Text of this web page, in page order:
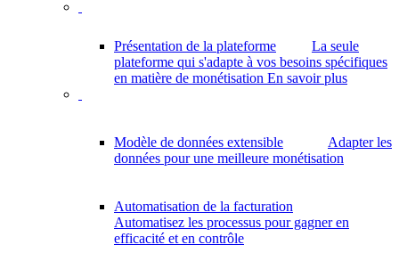
Présentation de la plateforme
La seule
plateforme qui s'adapte à vos besoins spécifiques
en matière de monétisation En savoir plus
Modèle de données extensible
Adapter les
données pour une meilleure monétisation
Automatisation de la facturation
Automatisez les processus pour gagner en
efficacité et en contrôle